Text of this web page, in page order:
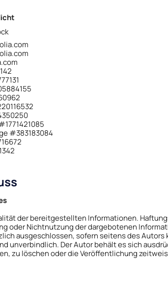
#383183084
der bereitgestellten Informationen.
oder Nichtnutzung der dargebotenen
ausgeschlossen, sofern seitens des Autors
unverbindlich. Der Autor behält es sich
zu löschen oder die Veröffentlichung